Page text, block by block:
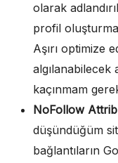
olarak
profil
Aşırı optimize
algılanabilecek
kaçınmam
NoFollow
düşündüğüm
bağlantıların